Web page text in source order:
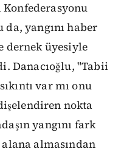
Konfederasyonu
yangını haber
dernek üyesiyle
Danacıoğlu, "Tabii
var mı onu
nokta
yangını fark
almasından